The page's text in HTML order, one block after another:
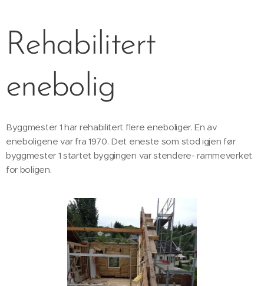
Rehabilitert
enebolig
Byggmester 1 har rehabilitert flere eneboliger. En av
eneboligene var fra 1970. Det eneste som stod igjen før
byggmester 1 startet byggingen var stendere- rammeverket
for boligen.